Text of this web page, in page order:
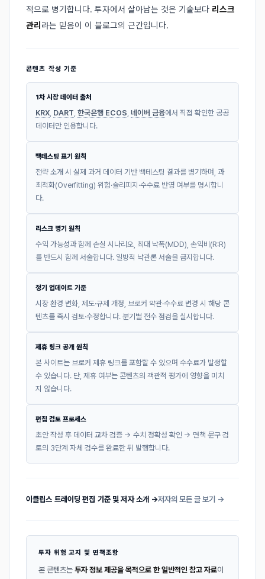
적으로 병기합니다. 투자에서 살아남는 것은 기술보다 리스크
관리 라는 믿음이 이 블로그의 근간입니다.
콘텐츠 작성 기준
1차 시장 데이터 출처
KRX DART 한국은행 ECOS 네이버 금융에서 직접 확인한 공공
데이터만 인용합니다.
백테스팅 표기 원칙
전략 소개 시 실제 과거 데이터 기반 백테스팅 결과를 병기하며, 과
최적화(Overfitting) 위험·슬리피지·수수료 반영 여부를 명시합니
다.
리스크 병기 원칙
수익 가능성과 함께 손실 시나리오, 최대 낙폭(MDD), 손익비(R:R)
를 반드시 함께 서술합니다. 일방적 낙관론 서술을 금지합니다.
정기 업데이트 기준
시장 환경 변화, 제도·규제 개정, 브로커 약관·수수료 변경 시 해당 콘
텐츠를 즉시 검토·수정합니다. 분기별 전수 점검을 실시합니다.
제휴 링크 공개 원칙
본 사이트는 브로커 제휴 링크를 포함할 수 있으며 수수료가 발생할
수 있습니다. 단, 제휴 여부는 콘텐츠의 객관적 평가에 영향을 미치
지 않습니다.
편집 검토 프로세스
초안 작성 후 데이터 교차 검증 → 수치 정확성 확인 → 면책 문구 검
토의 3단계 자체 검수를 완료한 뒤 발행합니다.
이클립스 트레이딩 편집 기준 및 저자 소개 →저자의 모든 글 보기 →
투자 위험 고지 및 면책조항
본 콘텐츠는 투자 정보 제공을 목적으로 한 일반적인 참고 자료이